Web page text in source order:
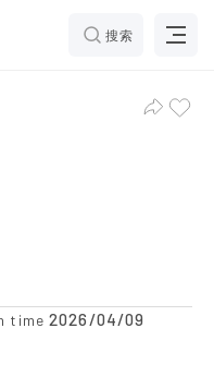
搜索
recommendation
time2026/04/09